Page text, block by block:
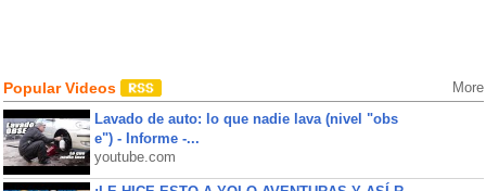
Popular Videos More
Lavado de auto: lo que nadie lava (nivel "obs
e") - Informe -...
youtube.com